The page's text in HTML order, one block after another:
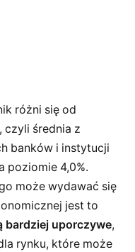
różni się od
czyli średnia z
banków i instytucji
poziomie 4,0%.
może wydawać się
jest to
bardziej uporczywe,
rynku, które może